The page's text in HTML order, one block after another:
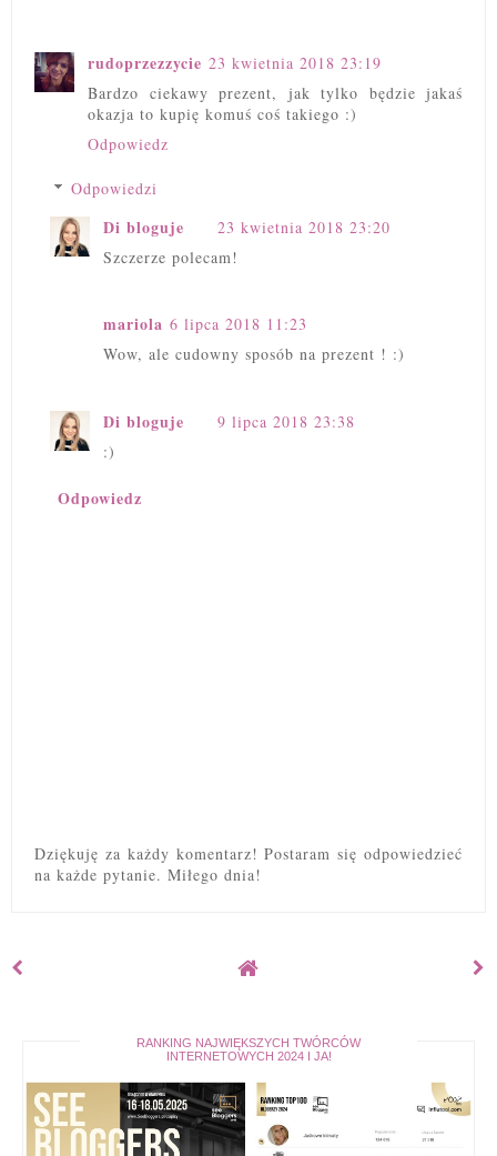
rudoprzezzycie 23 kwietnia 2018 23:19
Bardzo ciekawy prezent, jak tylko będzie jakaś
okazja to kupię komuś coś takiego :)
Odpowiedz
Odpowiedzi
Di bloguje
23 kwietnia 2018 23:20
Szczerze polecam!
mariola 6 lipca 2018 11:23
Wow, ale cudowny sposób na prezent ! :)
Di bloguje
9 lipca 2018 23:38
:)
Odpowiedz
Dziękuję za każdy komentarz! Postaram się odpowiedzieć
na każde pytanie. Miłego dnia!
RANKING NAJWIĘKSZYCH TWÓRCÓW
INTERNETOWYCH 2024 I JA!